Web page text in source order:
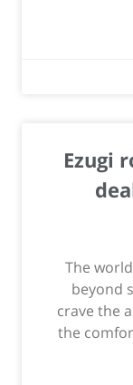
Ezugi
The
beyond
crave the
the